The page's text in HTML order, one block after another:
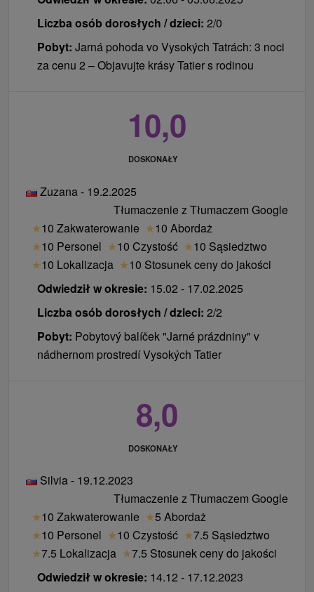
do Internetu.
Zameldowanie / Wymeldowanie: 14:00 / 10:00
Liczba osób dorosłych / dzieci: 2/0
Pobyt: Jarná pohoda vo Vysokých Tatrách: 3 noci
za cenu 2 – Objavujte krásy Tatier s rodinou
10,0
DOSKONAŁY
Zuzana - 19.2.2025
Tłumaczenie z Tłumaczem Google
★10 Zakwaterowanie ★10 Abordaż
★10 Personel ★10 Czystość ★10 Sąsiedztwo
★10 Lokalizacja ★10 Stosunek ceny do jakości
Odwiedził w okresie: 15.02 - 17.02.2025
Liczba osób dorosłych / dzieci: 2/2
Pobyt: Pobytový balíček "Jarné prázdniny" v
nádhernom prostredí Vysokých Tatier
8,0
DOSKONAŁY
Silvia - 19.12.2023
Tłumaczenie z Tłumaczem Google
★10 Zakwaterowanie ★5 Abordaż
★10 Personel ★10 Czystość ★7.5 Sąsiedztwo
★7.5 Lokalizacja ★7.5 Stosunek ceny do jakości
Odwiedził w okresie: 14.12 - 17.12.2023